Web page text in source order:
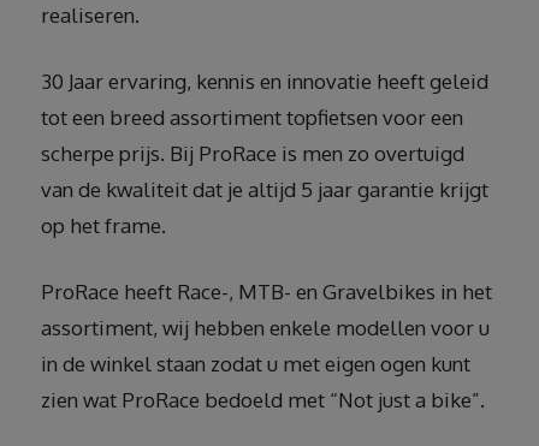
realiseren.
30 Jaar ervaring, kennis en innovatie heeft geleid
tot een breed assortiment topfietsen voor een
scherpe prijs. Bij ProRace is men zo overtuigd
van de kwaliteit dat je altijd 5 jaar garantie krijgt
op het frame.
ProRace heeft Race-, MTB- en Gravelbikes in het
assortiment, wij hebben enkele modellen voor u
in de winkel staan zodat u met eigen ogen kunt
zien wat ProRace bedoeld met “Not just a bike”.